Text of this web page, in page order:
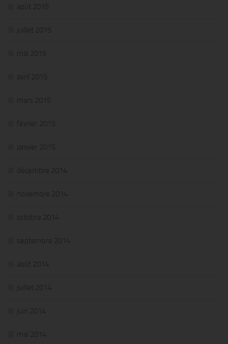
août 2015
juillet 2015
mai 2015
avril 2015
mars 2015
février 2015
janvier 2015
décembre 2014
novembre 2014
octobre 2014
septembre 2014
août 2014
juillet 2014
juin 2014
mai 2014